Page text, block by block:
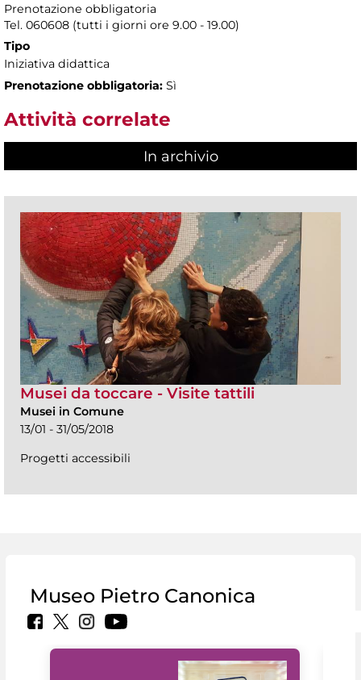
Prenotazione obbligatoria
Tel. 060608 (tutti i giorni ore 9.00 - 19.00)
Tipo
Iniziativa didattica
Prenotazione obbligatoria: Sì
Attività correlate
In archivio
Musei da toccare - Visite tattili
Musei in Comune
13/01 - 31/05/2018
Progetti accessibili
Museo Pietro Canonica